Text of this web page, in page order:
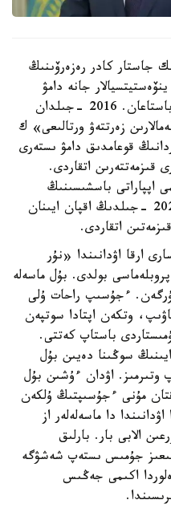
جاستار كادر رەزەرۆىنىڭ
جانە دامۋ
باسقارماسىنىڭ مامانى لاۋازىمىنان باستاعان. 2016 -جىلدان
زەرتتەۋ ورتالىعى» ك
قوعامدىق دامۋ ىستەرى
قىزمەتتەرىن اتقاردى.
اپپاراتى باسشىسىنىڭ
ورىنباسارى بولىپ ەڭبەك ەتتى. 2022 -جىلدىڭ اقپان ايىنان
اتقاردى.
ارقا اۋدانىندا «نۇر
بولدى. بۇل ماسەلە
ءجۇسىپ راحات ۇلى
وتكەن اپتادا سوتپەن
باستاپ كەتتى.
سوڭىنا دەيىن بۇل
وتىرمىز. اۋدان ءۇشىن بۇل
مۇنى ءجۇسىپتىڭ ۇلكەن
دا ماسەلەلەر از
الابى بار. بارلىق
جۇمىس ىستەپ شەشۋگە
اكىمى جەڭىس